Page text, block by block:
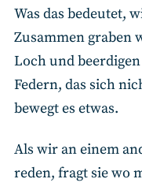
Was das bedeutet,
Zusammen graben
Loch und
Federn, das sich
bewegt es etwas.
Als wir an einem
reden, fragt sie wo